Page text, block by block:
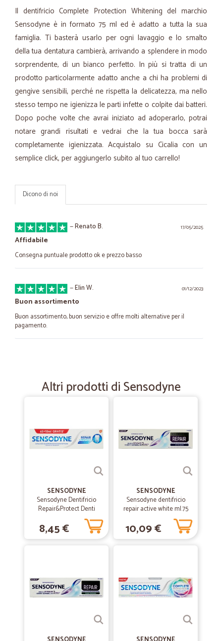
Il dentifricio Complete Protection Whitening del marchio
Sensodyne è in formato 75 ml ed è adatto a tutta la sua
famiglia. Ti basterà usarlo per ogni lavaggio e lo smalto
della tua dentatura cambierà, arrivando a splendere in modo
sorprendente, di un bianco perfetto. In più si tratta di un
prodotto particolarmente adatto anche a chi ha problemi di
gengive sensibili, perché ne rispetta la delicatezza, ma nello
stesso tempo ne igienizza le parti infette o colpite dai batteri.
Dopo poche volte che avrai iniziato ad adoperarlo, potrai
notare grandi risultati e vedrai che la tua bocca sarà
completamente igienizzata. Acquistalo su Cicalia con un
semplice click, per aggiungerlo subito al tuo carrello!
Dicono di noi
17/05/2025
—Renato B.
Affidabile
Consegna puntuale prodotto ok e prezzo basso
01/12/2023
—Elin W.
Buon assortimento
Buon assortimento, buon servizio e offre molti alternative per il
pagamento.
precisi e affidabili
Prodotti ottimi e spedizione molto…
Prodotti ottimi e spedizione molto veloce.
Imballaggio impeccabile!!!!!! Ho gestito la consegna senza intoppi!!
Merce più bella che in foto!!!!! Complimenti!!!!
Veloci il volto del cane stampato sul pacco delle crocchette diverso
da quelle ordinate, ma le crocchette sono piccole ,uguali,come le
volevo. Perfetto.
Altri prodotti di Sensodyne
SENSODYNE
Sensodyne Dentifricio
Repair&Protect Denti
Sensibili Protegge dalle
Carie Uso Quotidiano 75 ml
8,45 €
SENSODYNE
Sensodyne dentifricio
repair active white ml.75
10,09 €